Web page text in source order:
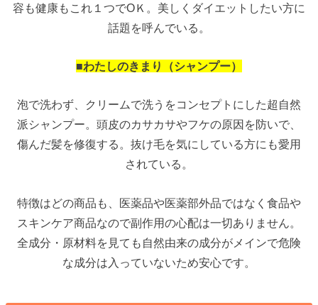
容も健康もこれ１つでОＫ。美しくダイエットしたい方に
話題を呼んでいる。
■わたしのきまり（シャンプー）
泡で洗わず、クリームで洗うをコンセプトにした超自然
派シャンプー。頭皮のカサカサやフケの原因を防いで、
傷んだ髪を修復する。抜け毛を気にしている方にも愛用
されている。
特徴はどの商品も、医薬品や医薬部外品ではなく食品や
スキンケア商品なので副作用の心配は一切ありません。
全成分・原材料を見ても自然由来の成分がメインで危険
な成分は入っていないため安心です。